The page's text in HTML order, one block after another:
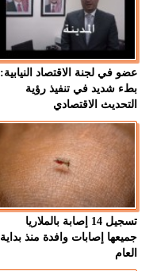
عضو في لجنة الاقتصاد النيابية:
بطء شديد في تنفيذ رؤية
التحديث الاقتصادي
تسجيل 14 إصابة بالملاريا
جميعها إصابات وافدة منذ بداية
العام